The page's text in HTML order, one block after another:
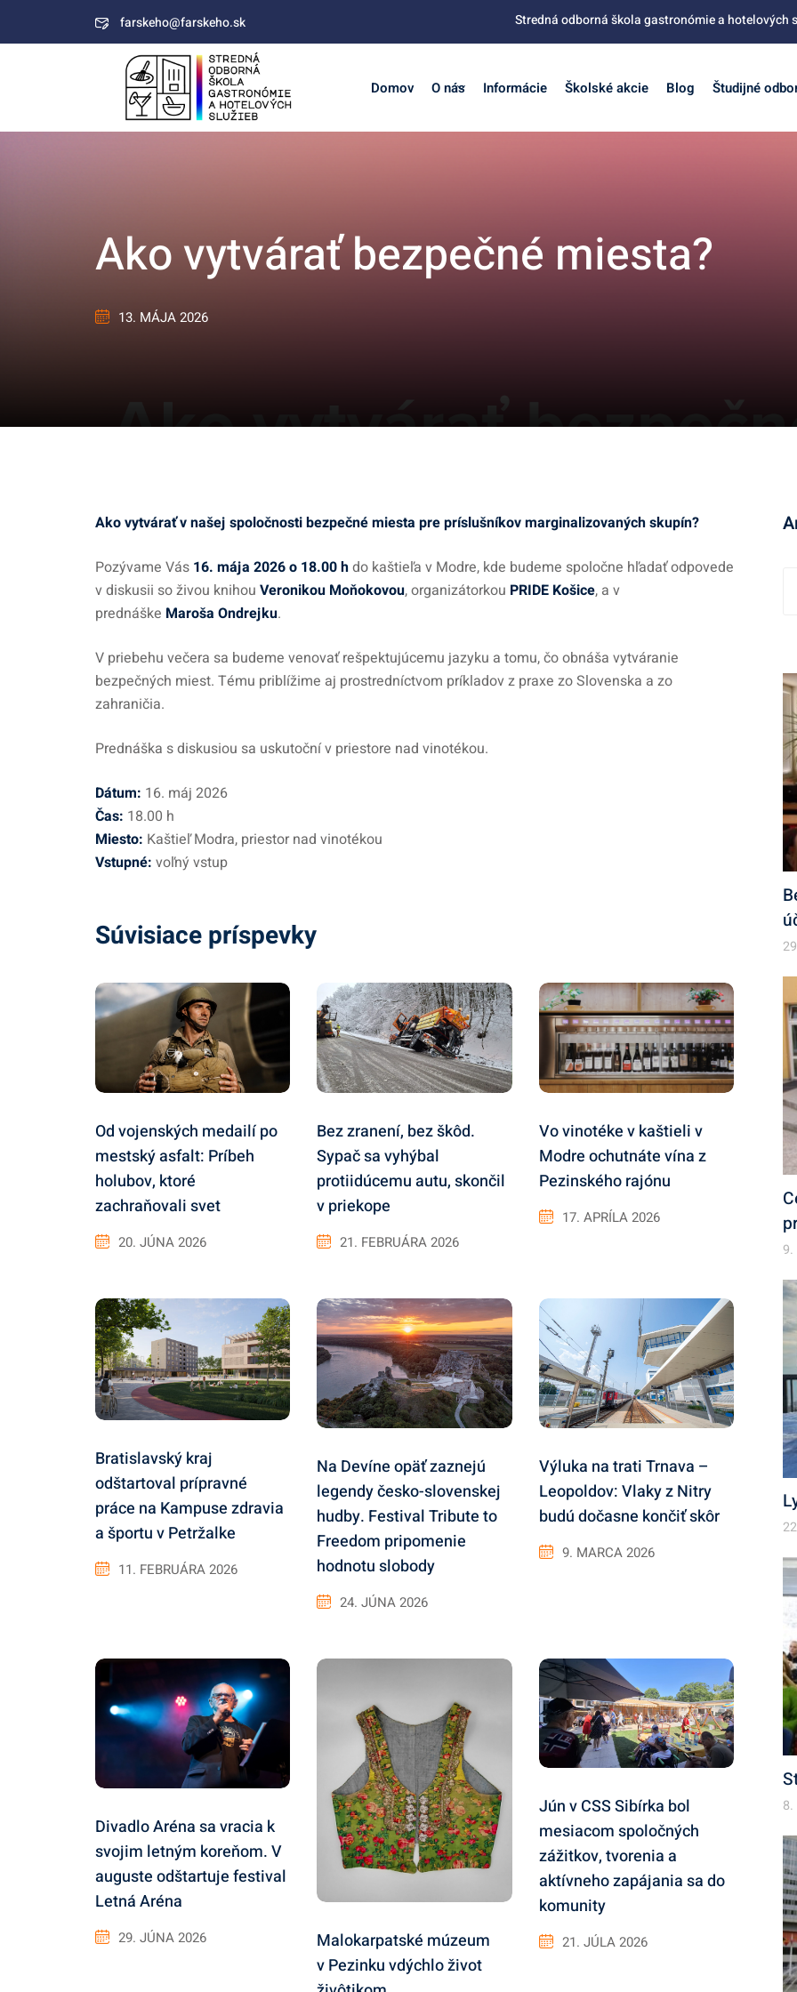
farskeho@farskeho.sk Stredná odborná škola gastronómie a hotelových
Domov O nás Informácie Školské akcie Blog Študijné
Ako vytvárať bezpečné miesta?
13. MÁJA 2026
Ako vytvárať v našej spoločnosti bezpečné miesta pre príslušníkov marginalizovaných skupín?
Pozývame Vás 16. mája 2026 o 18.00 hdo kaštieľa v Modre, kde budeme spoločne hľadať odpovede
v diskusii so živou knihou Veronikou Moňokovou, organizátorkou PRIDE Košice, a v
prednáške Maroša Ondrejku.
V priebehu večera sa budeme venovať rešpektujúcemu jazyku a tomu, čo obnáša vytváranie
bezpečných miest. Tému priblížime aj prostredníctvom príkladov z praxe zo Slovenska a zo
zahraničia.
Prednáška s diskusiou sa uskutoční v priestore nad vinotékou.
Dátum: 16. máj 2026
Čas: 18.00 h
Miesto: Kaštieľ Modra, priestor nad vinotékou
Vstupné: voľný vstup
Súvisiace príspevky
Od vojenských medailí po
mestský asfalt: Príbeh
holubov, ktoré
zachraňovali svet
20. JÚNA 2026
Bez zranení, bez škôd.
Sypač sa vyhýbal
protiidúcemu autu, skončil
v priekope
21. FEBRUÁRA 2026
Vo vinotéke v kaštieli v
Modre ochutnáte vína z
Pezinského rajónu
17. APRÍLA 2026
Bratislavský kraj
odštartoval prípravné
práce na Kampuse zdravia
a športu v Petržalke
11. FEBRUÁRA 2026
Na Devíne opäť zaznejú
legendy česko-slovenskej
hudby. Festival Tribute to
Freedom pripomenie
hodnotu slobody
24. JÚNA 2026
Výluka na trati Trnava –
Leopoldov: Vlaky z Nitry
budú dočasne končiť skôr
9. MARCA 2026
Divadlo Aréna sa vracia k
svojim letným koreňom. V
auguste odštartuje festival
Letná Aréna
29. JÚNA 2026
Malokarpatské múzeum
v Pezinku vdýchlo život
Jún v CSS Sibírka bol
mesiacom spoločných
zážitkov, tvorenia a
aktívneho zapájania sa do
komunity
21. JÚLA 2026
í
v